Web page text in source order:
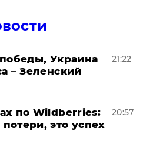
Украина
– Зеленский
21:22
по Wildberries:
это успех
20:57